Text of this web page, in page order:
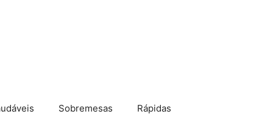
Sobremesas Rápidas